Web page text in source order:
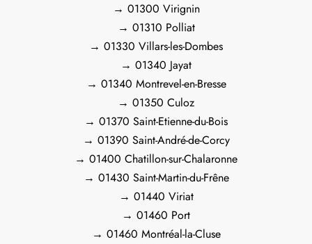
→ 01300 Virignin
→ 01310 Polliat
→ 01330 Villars-les-Dombes
→ 01340 Jayat
→ 01340 Montrevel-en-Bresse
→ 01350 Culoz
→ 01370 Saint-Etienne-du-Bois
→ 01390 Saint-André-de-Corcy
→ 01400 Chatillon-sur-Chalaronne
→ 01430 Saint-Martin-du-Frêne
→ 01440 Viriat
→ 01460 Port
→ 01460 Montréal-la-Cluse